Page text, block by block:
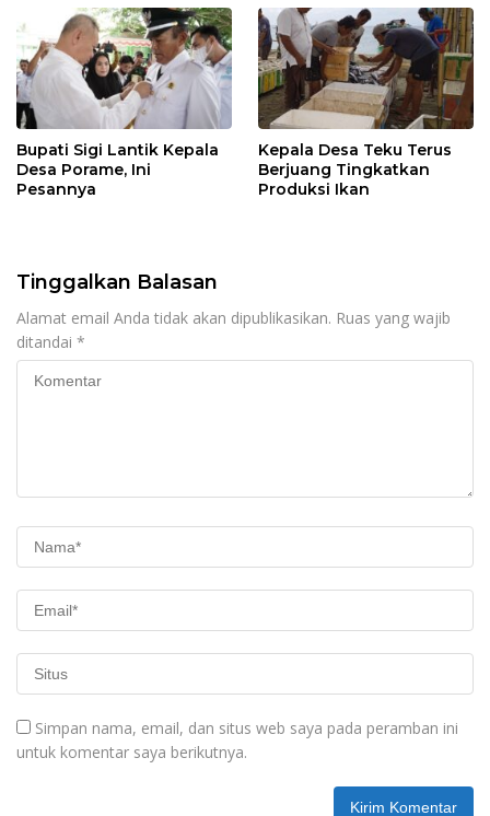
Bupati Sigi Lantik Kepala
Desa Porame, Ini
Pesannya
Kepala Desa Teku Terus
Berjuang Tingkatkan
Produksi Ikan
Tinggalkan Balasan
Alamat email Anda tidak akan dipublikasikan. Ruas yang wajib
ditandai *
Simpan nama, email, dan situs web saya pada peramban ini
untuk komentar saya berikutnya.